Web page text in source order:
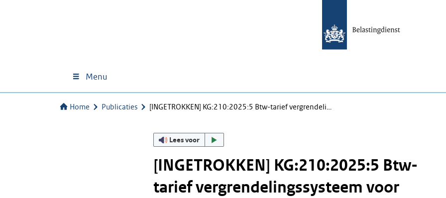
Menu
Home Publicaties [INGETROKKEN] KG:210:2025:5 Btw-tarief vergrendeli…
Lees voor
[INGETROKKEN] KG:210:2025:5 Btw-
tarief vergrendelingssysteem voor